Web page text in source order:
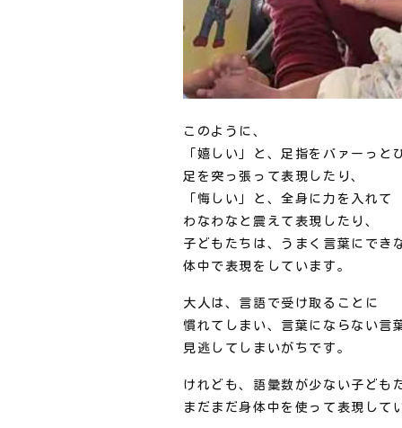
このように、
「嬉しい」と、足指をバァーっと
足を突っ張って表現したり、
「悔しい」と、全身に力を入れて
わなわなと震えて表現したり、
子どもたちは、うまく言葉にでき
体中で表現をしています。
大人は、言語で受け取ることに
慣れてしまい、言葉にならない言
見逃してしまいがちです。
けれども、語彙数が少ない子ども
まだまだ身体中を使って表現して